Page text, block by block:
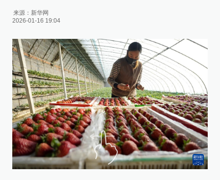
来源： 新华网
2026-01-16 19:04